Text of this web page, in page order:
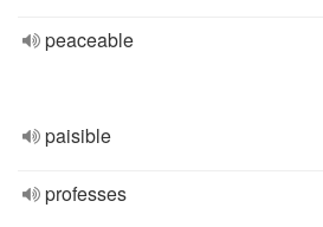
peaceable
paisible
professes